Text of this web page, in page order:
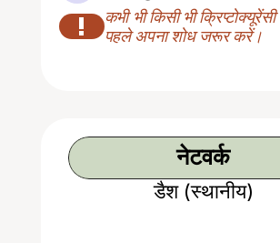
!
कभी भी किसी भी
पहले अपना शोध जरूर करें।
नेटवर्क
डैश (स्थानीय)